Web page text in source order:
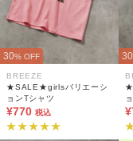
30% OFF
BREEZE
★SALE★girlsバリエーシ
ョンTシャツ
¥770 税込
30